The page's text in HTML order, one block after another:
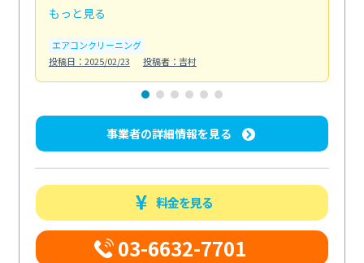
もっと見る
エアコンクリーニング
投稿日：2025/02/23
投稿者：吉村
事業者の詳細情報を見る
料金を見る
03-6632-7701